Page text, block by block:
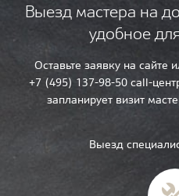
Выезд мастера на
удобное
Оставьте заявку на сайте
+7 (495) 137-98-50 call-
запланирует визит
Выезд